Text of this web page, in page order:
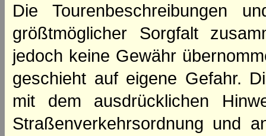
Die Tourenbeschreibungen
größtmöglicher Sorgfalt
jedoch keine Gewähr
geschieht auf eigene Gefahr.
mit dem ausdrücklichen
Straßenverkehrsordnung und